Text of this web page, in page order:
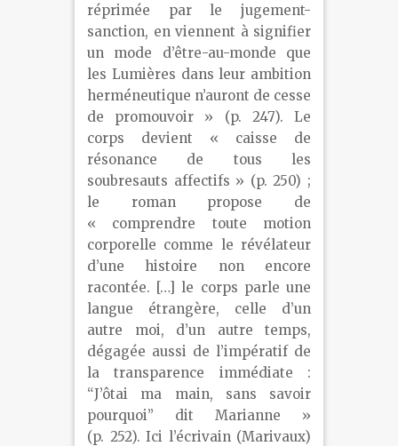
réprimée par le jugement-
sanction, en viennent à signifier
un mode d’être-au-monde que
les Lumières dans leur ambition
herméneutique n’auront de cesse
de promouvoir » (p. 247). Le
corps devient « caisse de
résonance de tous les
soubresauts affectifs » (p. 250) ;
le roman propose de
« comprendre toute motion
corporelle comme le révélateur
d’une histoire non encore
racontée. […] le corps parle une
langue étrangère, celle d’un
autre moi, d’un autre temps,
dégagée aussi de l’impératif de
la transparence immédiate :
“J’ôtai ma main, sans savoir
pourquoi” dit Marianne »
(p. 252). Ici l’écrivain (Marivaux)